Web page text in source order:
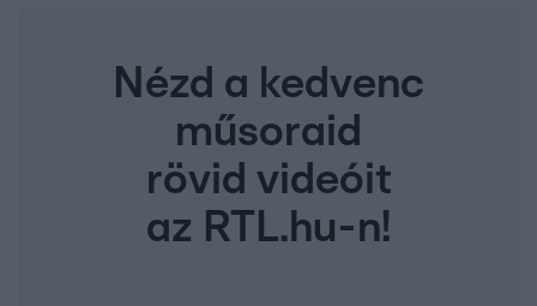
Nézd a kedvenc
műsoraid
rövid videóit
az RTL.hu-n!